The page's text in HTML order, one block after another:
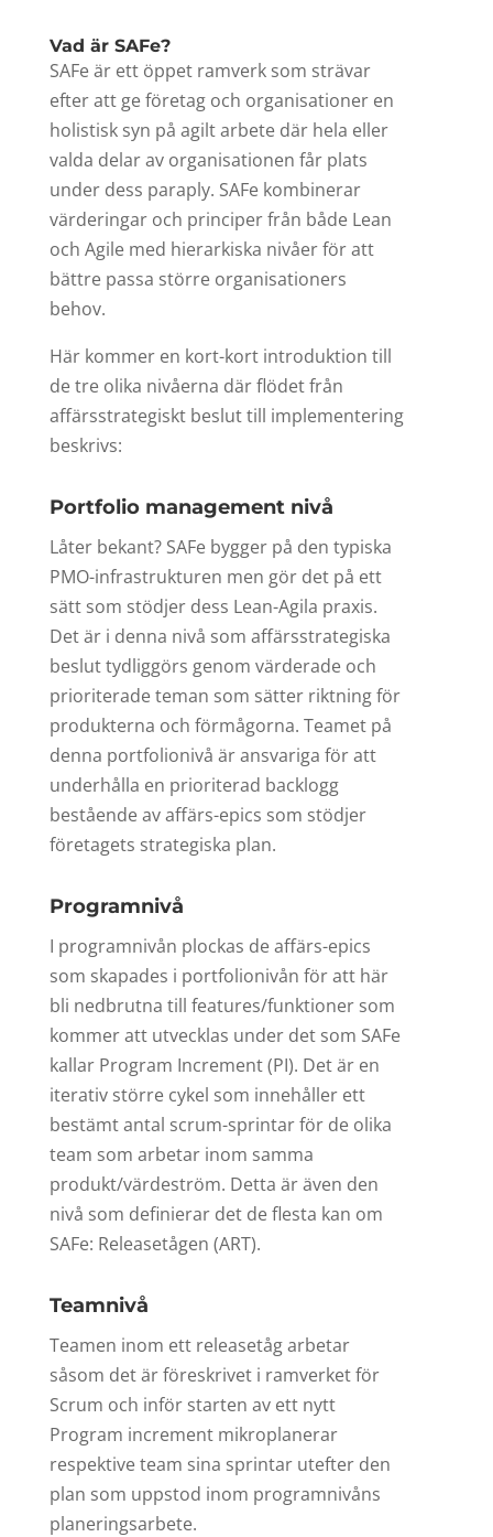
Vad är SAFe?
SAFe är ett öppet ramverk som strävar
efter att ge företag och organisationer en
holistisk syn på agilt arbete där hela eller
valda delar av organisationen får plats
under dess paraply. SAFe kombinerar
värderingar och principer från både Lean
och Agile med hierarkiska nivåer för att
bättre passa större organisationers
behov.
Här kommer en kort-kort introduktion till
de tre olika nivåerna där flödet från
affärsstrategiskt beslut till implementering
beskrivs:
Portfolio management nivå
Låter bekant? SAFe bygger på den typiska
PMO-infrastrukturen men gör det på ett
sätt som stödjer dess Lean-Agila praxis.
Det är i denna nivå som affärsstrategiska
beslut tydliggörs genom värderade och
prioriterade teman som sätter riktning för
produkterna och förmågorna. Teamet på
denna portfolionivå är ansvariga för att
underhålla en prioriterad backlogg
bestående av affärs-epics som stödjer
företagets strategiska plan.
Programnivå
I programnivån plockas de affärs-epics
som skapades i portfolionivån för att här
bli nedbrutna till features/funktioner som
kommer att utvecklas under det som SAFe
kallar Program Increment (PI). Det är en
iterativ större cykel som innehåller ett
bestämt antal scrum-sprintar för de olika
team som arbetar inom samma
produkt/värdeström. Detta är även den
nivå som definierar det de flesta kan om
SAFe: Releasetågen (ART).
Teamnivå
Teamen inom ett releasetåg arbetar
såsom det är föreskrivet i ramverket för
Scrum och inför starten av ett nytt
Program increment mikroplanerar
respektive team sina sprintar utefter den
plan som uppstod inom programnivåns
planeringsarbete.